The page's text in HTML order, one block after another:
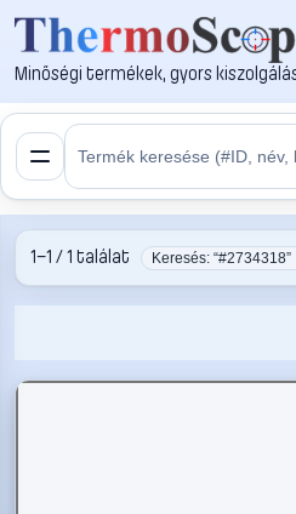
Minőségi termékek, gyors
1–1 / 1 találat Keresés: